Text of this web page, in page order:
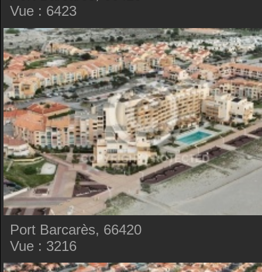
Vue : 6423
Port Barcarès, 66420
Vue : 3216